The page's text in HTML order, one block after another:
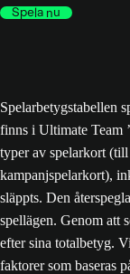
Spela nu
Spelarbetygstabellen
finns i Ultimate Team
typer av spelarkort
kampanjspelarkort),
släppts. Den
spellägen. Genom att
efter sina totalbetyg.
faktorer som baseras